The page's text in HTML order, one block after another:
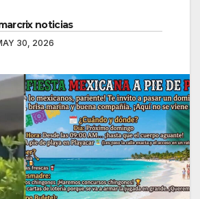
noticias
30, 2026